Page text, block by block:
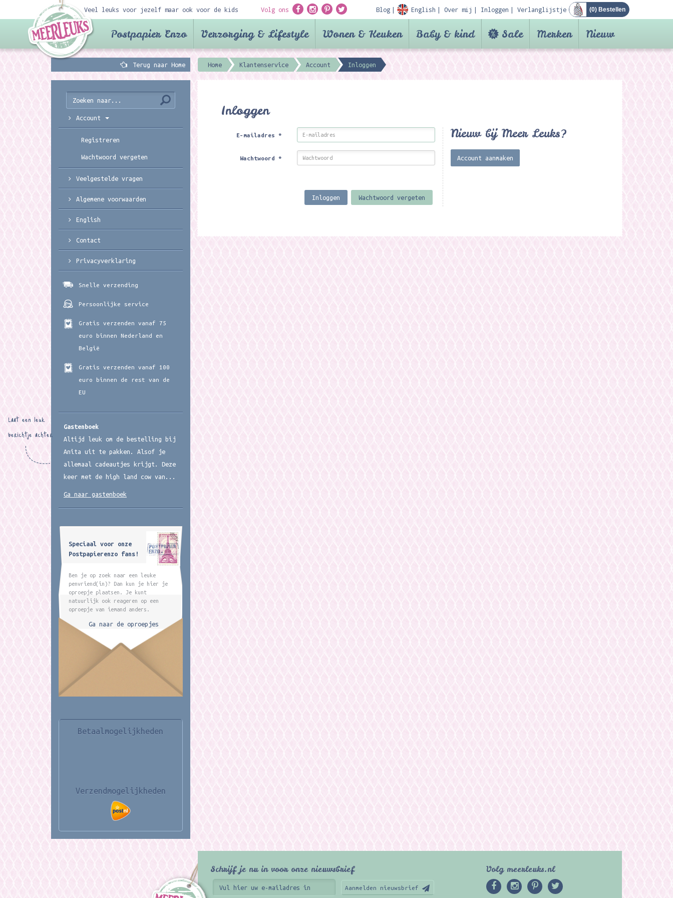
Veel leuks voor jezelf maar ook voor de kids Volg ons Blog English Over mij Inloggen Verlanglijstje (0) Bestellen
Postpapier Enzo Verzorging & Lifestyle Wonen & Keuken Baby & kind Sale Merken Nieuw
Terug naar Home Home Klantenservice Account Inloggen
Inloggen
E-mailadres*
Wachtwoord*
Inloggen Wachtwoord vergeten
Nieuw bij Meer Leuks?
Account aanmaken
Account
Registreren
Wachtwoord vergeten
Veelgestelde vragen
Algemene voorwaarden
English
Contact
Privacyverklaring
Snelle verzending
Persoonlijke service
Gratis verzenden vanaf 75
euro binnen Nederland en
België
Gratis verzenden vanaf 100
euro binnen de rest van de
EU
Gastenboek
Altijd leuk om de bestelling bij
Anita uit te pakken. Alsof je
allemaal cadeautjes krijgt. Deze
keer met de high land cow van...
Laat een leuk
berichtje achter
Ga naar gastenboek
Speciaal voor onze
Postpapierenzo fans!
Ben je op zoek naar een leuke
penvriend(in)? Dan kun je hier je
oproepje plaatsen. Je kunt
natuurlijk ook reageren op een
oproepje van iemand anders.
Ga naar de oproepjes
Betaalmogelijkheden
Verzendmogelijkheden
Schrijf je nu in voor onze nieuwsbrief
Aanmelden nieuwsbrief
Volg meerleuks.nl